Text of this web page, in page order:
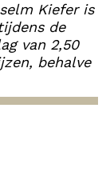
Kiefer is
de
van 2,50
behalve